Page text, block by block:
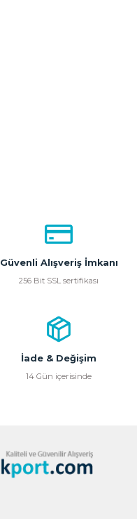
Güvenli Alışveriş İmkanı
256 Bit SSL sertifikası
İade & Değişim
14 Gün içerisinde